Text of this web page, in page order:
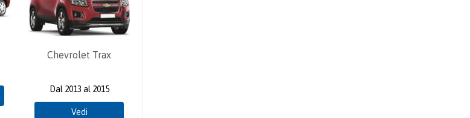
Chevrolet Trax
Dal 2013 al 2015
Vedi